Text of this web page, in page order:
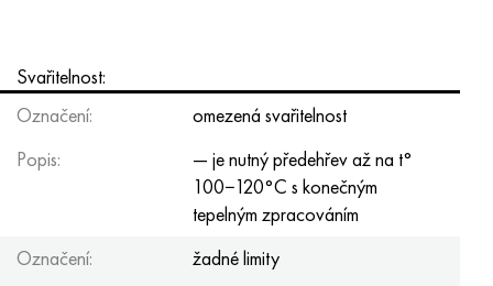
Svařitelnost:
Označení:
omezená svařitelnost
Popis:
— je nutný předehřev až na t°
100−120°С s konečným
tepelným zpracováním
Označení:
žadné limity